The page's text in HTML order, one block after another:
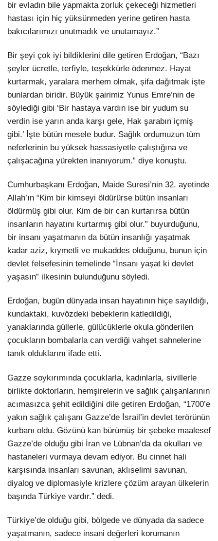
bir evladın bile yapmakta zorluk çekeceği hizmetleri
hastası için hiç yüksünmeden yerine getiren hasta
bakıcılarımızı unutmadık ve unutamayız.”
Bir şeyi çok iyi bildiklerini dile getiren Erdoğan, “Bazı
şeyler ücretle, terfiyle, teşekkürle ödenmez. Hayat
kurtarmak, yaralara merhem olmak, şifa dağıtmak işte
bunlardan biridir. Büyük şairimiz Yunus Emre’nin de
söylediği gibi ‘Bir hastaya vardın ise bir yudum su
verdin ise yarın anda karşı gele, Hak şarabın içmiş
gibi.’ İşte bütün mesele budur. Sağlık ordumuzun tüm
neferlerinin bu yüksek hassasiyetle çalıştığına ve
çalışacağına yürekten inanıyorum.” diye konuştu.
Cumhurbaşkanı Erdoğan, Maide Suresi’nin 32. ayetinde
Allah’ın “Kim bir kimseyi öldürürse bütün insanları
öldürmüş gibi olur. Kim de bir can kurtarırsa bütün
insanların hayatını kurtarmış gibi olur.” buyurduğunu,
bir insanı yaşatmanın da bütün insanlığı yaşatmak
kadar aziz, kıymetli ve mukaddes olduğunu, bunun için
devlet felsefesinin temelinde “İnsanı yaşat ki devlet
yaşasın” ilkesinin bulunduğunu söyledi.
Erdoğan, bugün dünyada insan hayatının hiçe sayıldığı,
kundaktaki, kuvözdeki bebeklerin katledildiği,
yanaklarında güllerle, gülücüklerle okula gönderilen
çocukların bombalarla can verdiği vahşet sahnelerine
tanık olduklarını ifade etti.
Gazze soykırımında çocuklarla, kadınlarla, sivillerle
birlikte doktorların, hemşirelerin ve sağlık çalışanlarının
acımasızca şehit edildiğini dile getiren Erdoğan, “1700’e
yakın sağlık çalışanı Gazze’de İsrail’in devlet terörünün
kurbanı oldu. Gözünü kan bürümüş bir şebeke maalesef
Gazze’de olduğu gibi İran ve Lübnan’da da okulları ve
hastaneleri vurmaya devam ediyor. Bu cinnet hali
karşısında insanları savunan, aklıselimi savunan,
diyalog ve diplomasiyle krizlere çözüm arayan ülkelerin
başında Türkiye vardır.” dedi.
Türkiye’de olduğu gibi, bölgede ve dünyada da sadece
yaşatmanın, sadece insani değerleri korumanın